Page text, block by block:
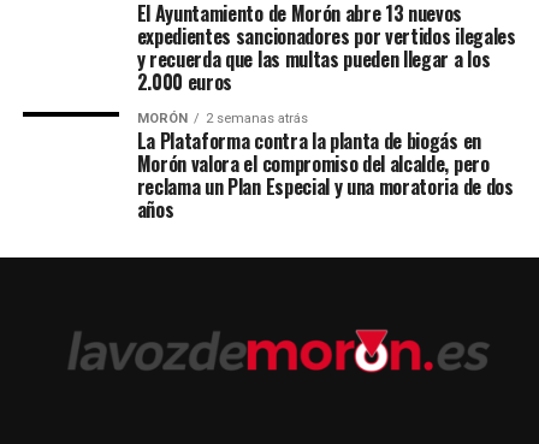
El Ayuntamiento de Morón abre 13 nuevos
expedientes sancionadores por vertidos ilegales
y recuerda que las multas pueden llegar a los
2.000 euros
MORÓN 2 semanas atrás
La Plataforma contra la planta de biogás en
Morón valora el compromiso del alcalde, pero
reclama un Plan Especial y una moratoria de dos
años